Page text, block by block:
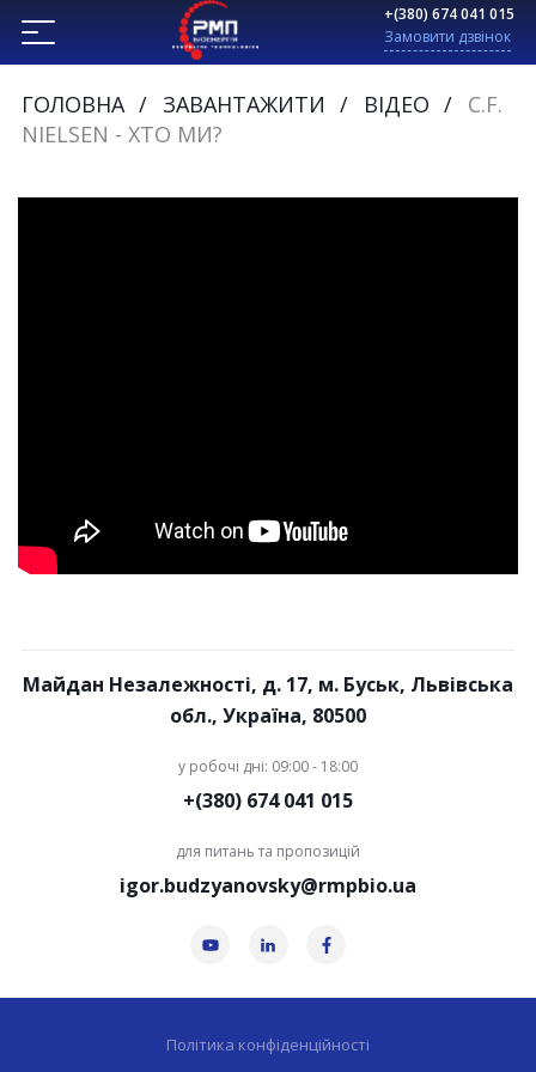
+(380) 674 041 015
Замовити дзвінок
ГОЛОВНА ЗАВАНТАЖИТИ ВІДЕО
C.F.
NIELSEN - ХТО МИ?
Майдан Незалежності, д. 17, м. Буськ, Львівська
обл., Україна, 80500
у робочі дні: 09:00 - 18:00
+(380) 674 041 015
для питань та пропозицій
igor.budzyanovsky@rmpbio.ua
Політика конфіденційності